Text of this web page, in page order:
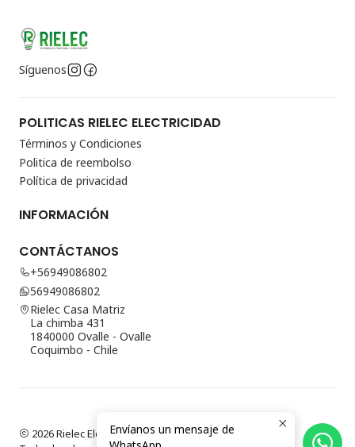
Síguenos
POLITICAS RIELEC ELECTRICIDAD
Términos y Condiciones
Politica de reembolso
Política de privacidad
INFORMACIÓN
CONTÁCTANOS
+56949086802
56949086802
Rielec Casa Matriz
La chimba 431
1840000 Ovalle - Ovalle
Coquimbo - Chile
2026 Rielec Electricidad.Envíanos un mensaje de